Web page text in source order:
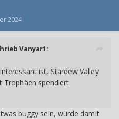
2024
Vanyar1:
ist, Stardew Valley
Trophäen spendiert
buggy sein, würde damit